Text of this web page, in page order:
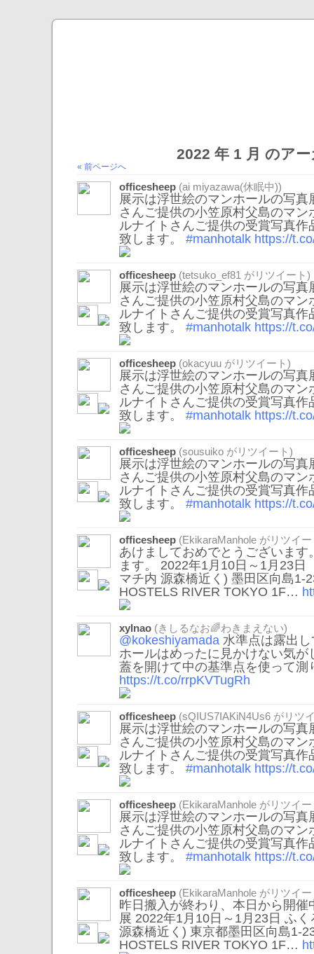
2022 年 1 月 のア
« 前ページへ
officesheep (ai miyazawa(休眠中))
展示は浮世絵のマンホールの写
さんご提供の小笠原村父島のマ
ルナイトさんご提供の受賞写真
致します。 #manhotalk https://
officesheep (tetsuko_ef81 がリツイート)
展示は浮世絵のマンホールの写
さんご提供の小笠原村父島のマ
ルナイトさんご提供の受賞写真
致します。 #manhotalk https://
officesheep (okacyuu がリツイート)
展示は浮世絵のマンホールの写
さんご提供の小笠原村父島のマ
ルナイトさんご提供の受賞写真
致します。 #manhotalk https://
officesheep (sousuiko がリツイート)
展示は浮世絵のマンホールの写
さんご提供の小笠原村父島のマ
ルナイトさんご提供の受賞写真
致します。 #manhotalk https://
officesheep (EkikaraManhole がリツイー
あけましておめでとうございま
ます。 2022年1月10日～1月23
マチ内 源森橋近く) 墨田区向島1-
HOSTELS RIVER TOKYO 1F…
xylnao (きしるなお🌈わきまえない)
@kokeshiyamada 水準点は露出
ホールはめったに見かけない気
蓋を開けて中の基準点を使って測
https://t.co/rrpKVTugRh
officesheep (sQIUS7IAKiN4Us6 がリツ
展示は浮世絵のマンホールの写
さんご提供の小笠原村父島のマ
ルナイトさんご提供の受賞写真
致します。 #manhotalk https://
officesheep (EkikaraManhole がリツイー
展示は浮世絵のマンホールの写
さんご提供の小笠原村父島のマ
ルナイトさんご提供の受賞写真
致します。 #manhotalk https://
officesheep (EkikaraManhole がリツイー
昨日搬入が終わり、本日から開
展 2022年1月10日～1月23日 ふ
源森橋近く) 東京都墨田区向島1-
HOSTELS RIVER TOKYO 1F…